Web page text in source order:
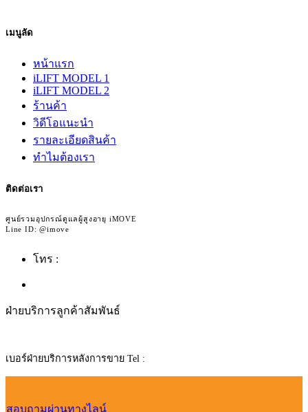
เมนูลัด
หน้าแรก
iLIFT MODEL 1
iLIFT MODEL 2
ร้านค้า
วิดีโอแนะนำ
รายละเอียดสินค้า
ทำไมต้องเรา
ติดต่อเรา
ศูนย์รวมอุปกรณ์ดูแลผู้สูงอายุ iMOVE
Line ID: @imove
โทร :
ฝ่ายบริการลูกค้าสัมพันธ์
เบอร์ฝ่ายบริการหลังการขาย Tel :
สอบถามผ่านทางไลน์